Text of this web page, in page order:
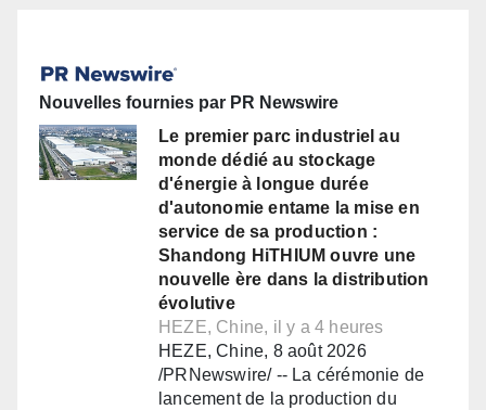
Nouvelles fournies par PR Newswire
Le premier parc industriel au
monde dédié au stockage
d'énergie à longue durée
d'autonomie entame la mise en
service de sa production :
Shandong HiTHIUM ouvre une
nouvelle ère dans la distribution
évolutive
HEZE, Chine, il y a 4 heures
HEZE, Chine, 8 août 2026
/PRNewswire/ -- La cérémonie de
lancement de la production du